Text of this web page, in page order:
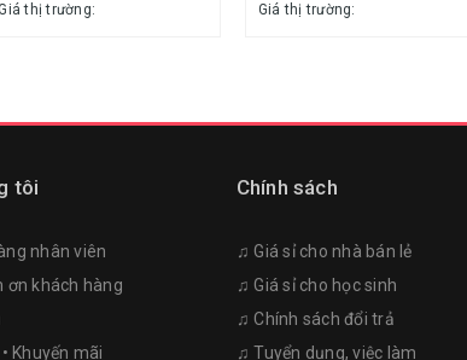
thị trường: Giá thị trường:
tôi
nhân viên
ơn khách hàng
Khuyến mãi
Chính sách
♫ Giá sỉ cho nhà bán lẻ
♫ Giá sỉ cho học sinh
♫ Chính sách đổi trả
♫ Tuyển dụng, việc làm